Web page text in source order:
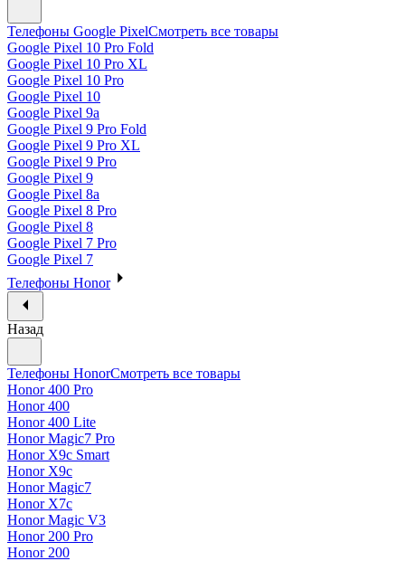
Телефоны Google PixelСмотреть все товары
Google Pixel 10 Pro Fold
Google Pixel 10 Pro XL
Google Pixel 10 Pro
Google Pixel 10
Google Pixel 9a
Google Pixel 9 Pro Fold
Google Pixel 9 Pro XL
Google Pixel 9 Pro
Google Pixel 9
Google Pixel 8a
Google Pixel 8 Pro
Google Pixel 8
Google Pixel 7 Pro
Google Pixel 7
Телефоны Honor
Назад
Телефоны HonorСмотреть все товары
Honor 400 Pro
Honor 400
Honor 400 Lite
Honor Magic7 Pro
Honor X9c Smart
Honor X9c
Honor Magic7
Honor X7c
Honor Magic V3
Honor 200 Pro
Honor 200